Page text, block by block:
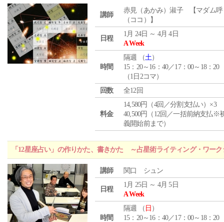
講師
赤見（あかみ）淑子 【マダム呼
（ココ）】
日程
1月 24日 ～ 4月 4日
A Week
時間
隔週 （土）
15：20～16：40／17：00～18：20
（1日2コマ）
回数
全12回
料金
14,580円（4回／分割支払い）×3
40,500円（12回／一括前納支払※
義開始前まで）
「12星座占い」の作りかた、書きかた ～占星術ライティング・ワー
講師 関口 シュン
日程
1月 25日 ～ 4月 5日
A Week
時間
隔週 （ 日 ）
15：20～16：40／17：00～18：20